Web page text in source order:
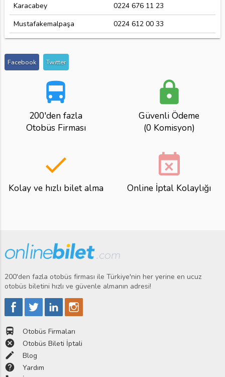
Karacabey
0224 676 11 23
Mustafakemalpaşa
0224 612 00 33
Facebook Twitter
directions_bus
200'den fazla
Otobüs Firması
lock
Güvenli Ödeme
(0 Komisyon)
done
Kolay ve hızlı bilet alma
event_busy
Online İptal Kolaylığı
200'den fazla otobüs firması ile Türkiye'nin her yerine en ucuz
otobüs biletini hızlı ve güvenle almanın adresi!
directions_bus Otobüs Firmaları
cancel Otobüs Bileti İptali
edit Blog
help Yardım